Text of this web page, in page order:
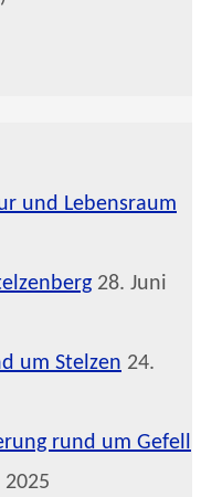
und Lebensraum
28. Juni
um Stelzen 24.
rund um Gefell